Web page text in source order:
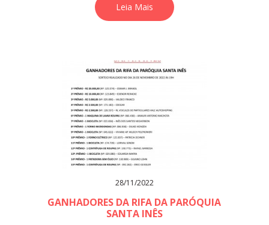
Leia Mais
28/11/2022
GANHADORES DA RIFA DA PARÓQUIA
SANTA INÊS